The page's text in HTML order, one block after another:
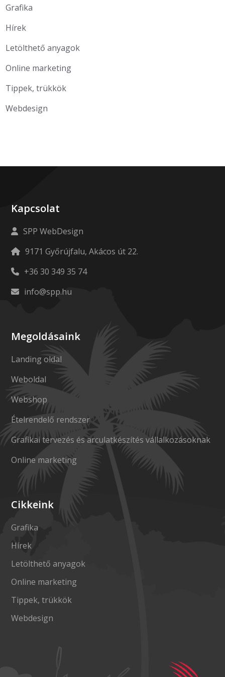
Grafika
Hírek
Letölthető anyagok
Online marketing
Tippek, trükkök
Webdesign
Kapcsolat
SPP WebDesign
9171 Győrújfalu, Akácos út 22.
+36 30 349 35 74
info@spp.hu
Megoldásaink
Landing oldal
Weboldal
Webshop
Ételrendelő rendszer
Grafikai tervezés és arculatkészítés vállalkozásoknak
Online marketing
Cikkeink
Grafika
Hírek
Letölthető anyagok
Online marketing
Tippek, trükkök
Webdesign